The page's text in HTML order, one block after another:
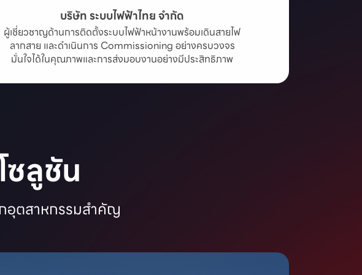
บริษัท ระบบไฟฟ้าไทย จำกัด
ผู้เชี่ยวชาญด้านการติดตั้งระบบไฟฟ้าหน้างานพร้อมเดินสายไฟ
ลากสาย และดำเนินการ Commissioning อย่างครบวงจร
มั่นใจได้ในคุณภาพและการส่งมอบงานอย่างมีประสิทธิภาพ
ลูชัน
อุตสาหกรรมสำคัญ